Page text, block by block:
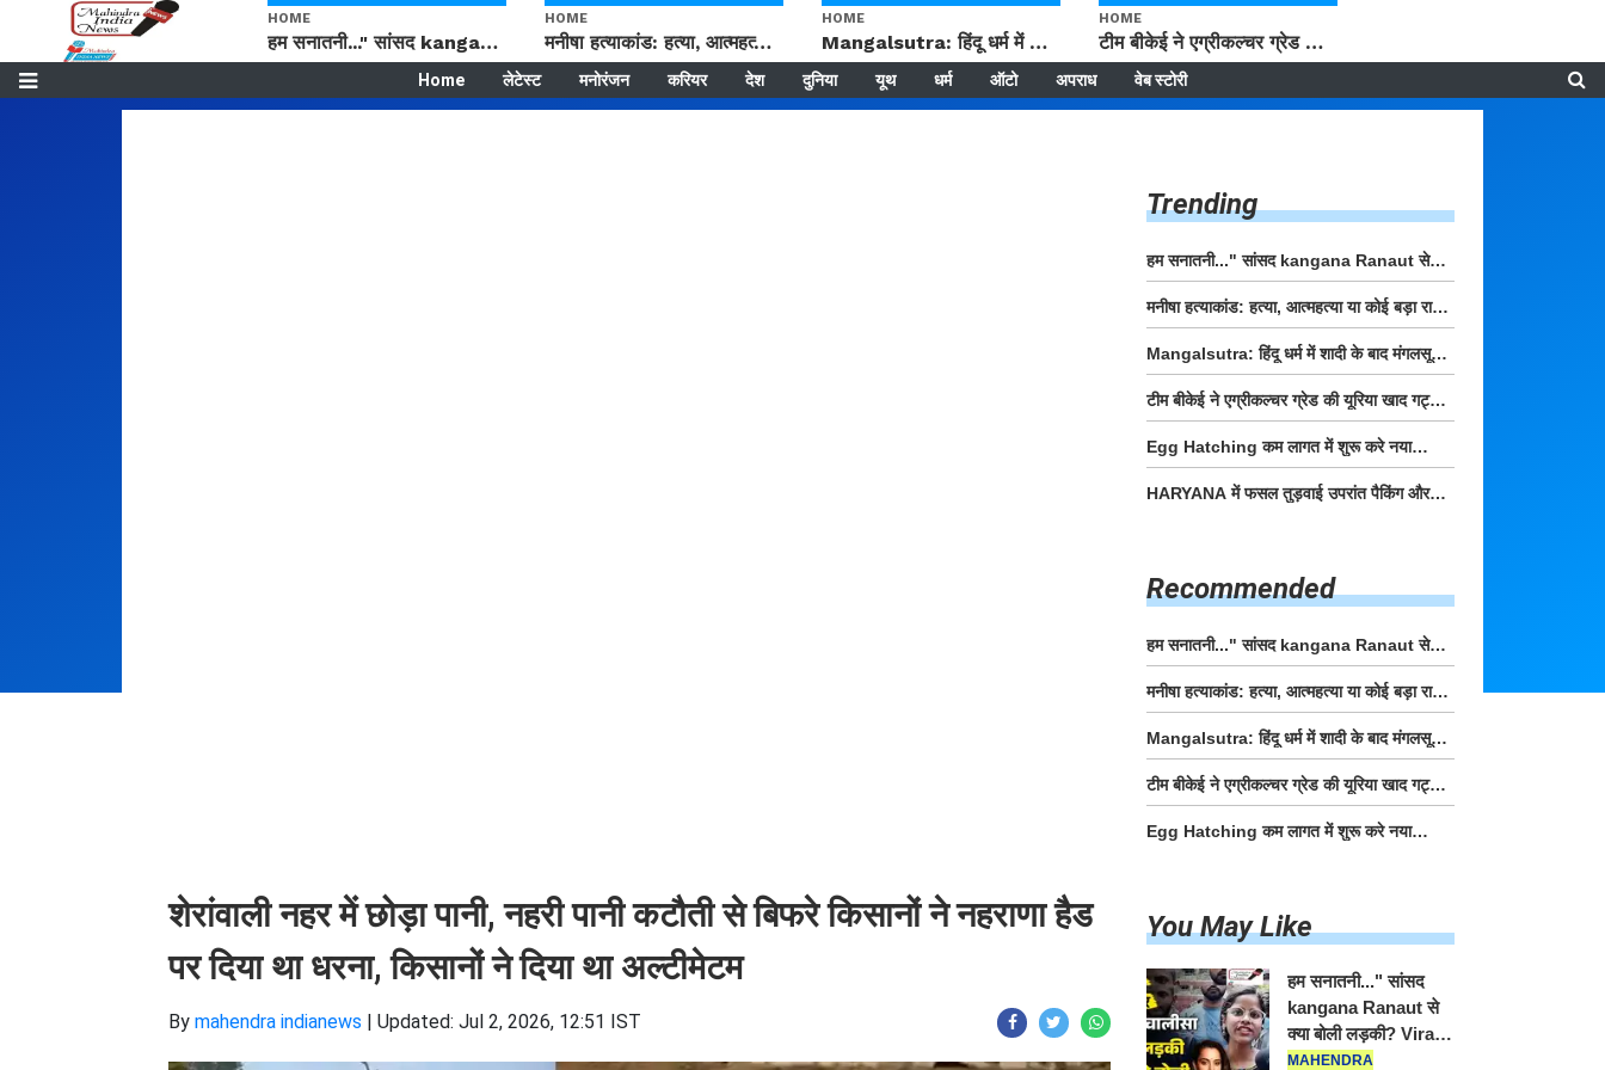
HOME
हम सनातनी..." सांसद kangana Ranaut से क्या बोली लड़की? Viral Jantar-Mantar | CJP protest
HOME
मनीषा हत्याकांड: हत्या, आत्महत्या या कोई बड़ा राज? | Full Story | Josh Haryana
HOME
Mangalsutra: हिंदू धर्म में शादी के बाद मंगलसूत्र क्यों पहनती है महिलाएं, किसने शुरु की ये परंपरा
HOME
टीम बीकेई ने एग्रीकल्चर ग्रेड की यूरिया खाद गट्टों में बदलकर टेक्निकल ग्रेड में बेचने वालों पर करवाई कार्रवाई: लखविंदर सिंह औलख
Only $4.99 per month
Home लेटेस्ट मनोरंजन करियर देश दुनिया यूथ धर्म ऑटो अपराध वेब स्टोरी
शेरांवाली नहर में छोड़ा पानी, नहरी पानी कटौती से बिफरे किसानों ने नहराणा हैड
पर दिया था धरना, किसानों ने दिया था अल्टीमेटम
By mahendra indianews | Updated: Jul 2, 2026, 12:51 IST
Trending
हम सनातनी..." सांसद kangana
Ranaut से क्या बोली लड़की? Viral
Jantar-Mantar | CJP protest
मनीषा हत्याकांड: हत्या, आत्महत्या या कोई बड़ा राज?
| Full Story | Josh Haryana
Mangalsutra: हिंदू धर्म में शादी के
बाद मंगलसूत्र क्यों पहनती है महिलाएं,
किसने शुरु की ये परंपरा
टीम बीकेई ने एग्रीकल्चर ग्रेड की यूरिया
खाद गट्टों में बदलकर टेक्निकल ग्रेड में
बेचने वालों पर करवाई कार्रवाई:
लखविंदर सिंह औलख
Egg Hatching कम लागत में शुरू करे
नया बिजनेस। 17 हजार रुपए से शुरू
करे। Egg Hatching Machine
HARYANA में फसल तुड़वाई उपरांत
Recommended
हम सनातनी..." सांसद kangana
Ranaut से क्या बोली लड़की? Viral
Jantar-Mantar | CJP protest
मनीषा हत्याकांड: हत्या, आत्महत्या या कोई बड़ा राज?
| Full Story | Josh Haryana
Mangalsutra: हिंदू धर्म में शादी के
बाद मंगलसूत्र क्यों पहनती है महिलाएं,
किसने शुरु की ये परंपरा
टीम बीकेई ने एग्रीकल्चर ग्रेड की यूरिया
खाद गट्टों में बदलकर टेक्निकल ग्रेड में
बेचने वालों पर करवाई कार्रवाई:
Egg Hatching कम लागत में शुरू करे
You May Like
हम सनातनी..."
सांसद kangana
Ranaut से क्या
बोली लड़की?
MAHENDRA